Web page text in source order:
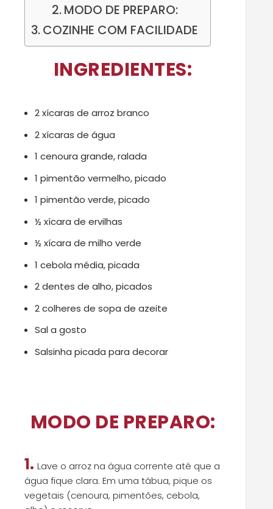
MODO DE PREPARO:
COZINHE COM FACILIDADE
INGREDIENTES:
2 xícaras de arroz branco
2 xícaras de água
1 cenoura grande, ralada
1 pimentão vermelho, picado
1 pimentão verde, picado
½ xícara de ervilhas
½ xícara de milho verde
1 cebola média, picada
2 dentes de alho, picados
2 colheres de sopa de azeite
Sal a gosto
Salsinha picada para decorar
MODO DE PREPARO:
1.Lave o arroz na água corrente até que a
água fique clara.Em uma tábua, pique os
vegetais (cenoura, pimentões, cebola,